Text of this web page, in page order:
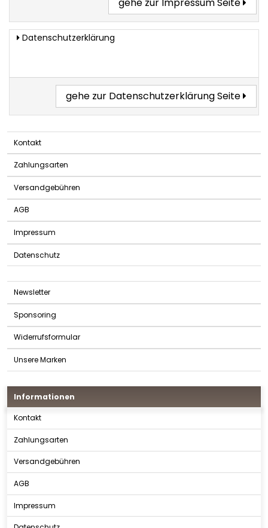
Datenschutzerklärung
gehe zur Datenschutzerklärung Seite
Kontakt
Zahlungsarten
Versandgebühren
AGB
Impressum
Datenschutz
Newsletter
Sponsoring
Widerrufsformular
Unsere Marken
Informationen
Kontakt
Zahlungsarten
Versandgebühren
AGB
Impressum